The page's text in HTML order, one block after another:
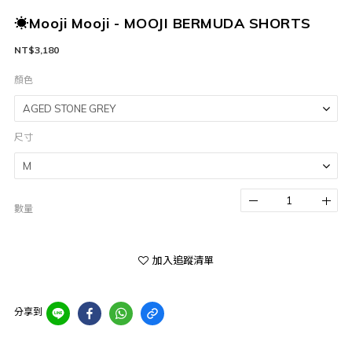
☀Mooji Mooji - MOOJI BERMUDA SHORTS
NT$3,180
顏色
尺寸
數量
加入追蹤清單
分享到